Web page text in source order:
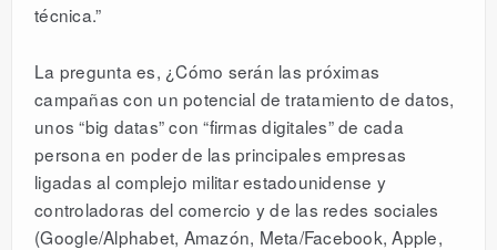
técnica.”
La pregunta es, ¿Cómo serán las próximas
campañas con un potencial de tratamiento de datos,
unos “big datas” con “firmas digitales” de cada
persona en poder de las principales empresas
ligadas al complejo militar estadounidense y
controladoras del comercio y de las redes sociales
(Google/Alphabet, Amazón, Meta/Facebook, Apple,